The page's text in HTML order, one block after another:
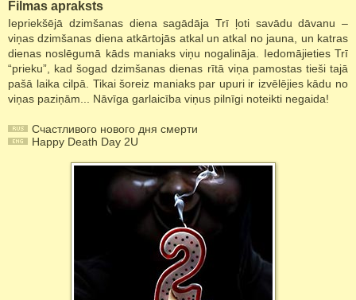
Filmas apraksts
Iepriekšējā dzimšanas diena sagādāja Trī ļoti savādu dāvanu –
viņas dzimšanas diena atkārtojās atkal un atkal no jauna, un katras
dienas noslēgumā kāds maniaks viņu nogalināja. Iedomājieties Trī
“prieku”, kad šogad dzimšanas dienas rītā viņa pamostas tieši tajā
pašā laika cilpā. Tikai šoreiz maniaks par upuri ir izvēlējies kādu no
viņas paziņām... Nāvīga garlaicība viņus pilnīgi noteikti negaida!
Счастливого нового дня смерти
Happy Death Day 2U